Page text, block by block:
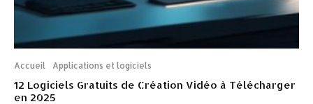
Accueil Applications et logiciels
12 Logiciels Gratuits de Création Vidéo à Télécharger
en 2025